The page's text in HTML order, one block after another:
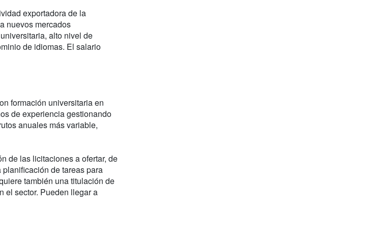
exportadora de la
nuevos mercados
alto nivel de
de idiomas. El salario
formación universitaria en
de experiencia gestionando
anuales más variable,
de las licitaciones a ofertar, de
de tareas para
también una titulación de
el sector. Pueden llegar a